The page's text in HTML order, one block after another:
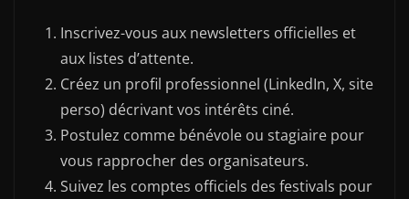
Inscrivez-vous aux newsletters officielles et
aux listes d’attente.
Créez un profil professionnel (LinkedIn, X, site
perso) décrivant vos intérêts ciné.
Postulez comme bénévole ou stagiaire pour
vous rapprocher des organisateurs.
Suivez les comptes officiels des festivals pour